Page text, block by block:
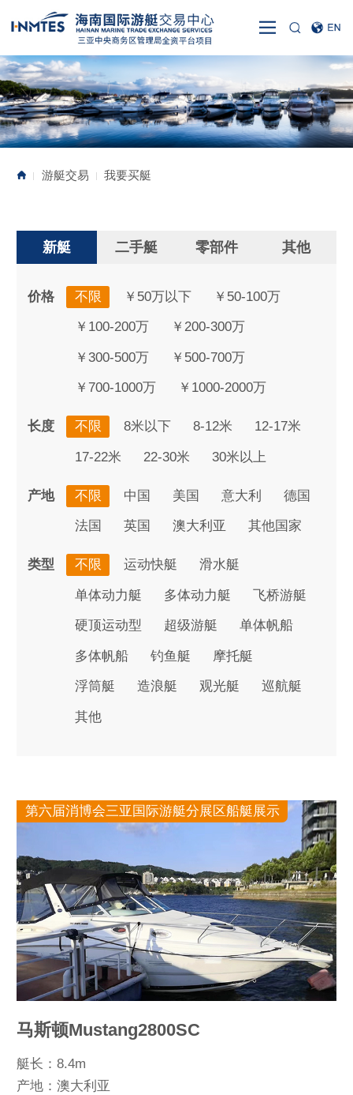
| 游艇交易 | 我要买艇
新艇 二手艇 零部件 其他
价格 不限 ￥50万以下 ￥50-100万
￥100-200万 ￥200-300万
￥300-500万 ￥500-700万
￥700-1000万 ￥1000-2000万
长度 不限 8米以下 8-12米 12-17米
17-22米 22-30米 30米以上
产地 不限 中国 美国 意大利 德国
法国 英国 澳大利亚 其他国家
类型 不限 运动快艇 滑水艇
单体动力艇 多体动力艇 飞桥游艇
硬顶运动型 超级游艇 单体帆船
多体帆船 钓鱼艇 摩托艇
浮筒艇 造浪艇 观光艇 巡航艇
其他
第六届消博会三亚国际游艇分展区船艇展示
马斯顿Mustang2800SC
艇长：8.4m
产地：澳大利亚